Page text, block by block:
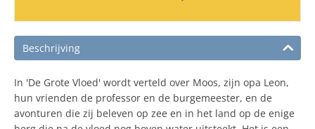
Beschrijving
In 'De Grote Vloed' wordt verteld over Moos, zijn opa Leon,
hun vrienden de professor en de burgemeester, en de
avonturen die zij beleven op zee en in het land op de enige